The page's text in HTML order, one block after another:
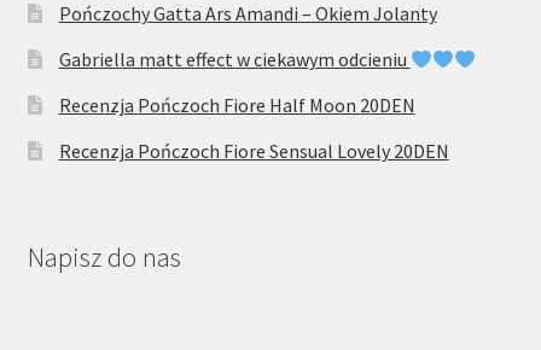
Pończochy Gatta Ars Amandi – Okiem Jolanty
Gabriella matt effect w ciekawym odcieniu
Recenzja Pończoch Fiore Half Moon 20DEN
Recenzja Pończoch Fiore Sensual Lovely 20DEN
Napisz do nas